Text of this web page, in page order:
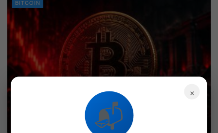
BITCOIN
Bitcoin cotiza un 50% por debajo de su máximo
histórico y pone a prueba los 60.000 dólares
906
×
📬